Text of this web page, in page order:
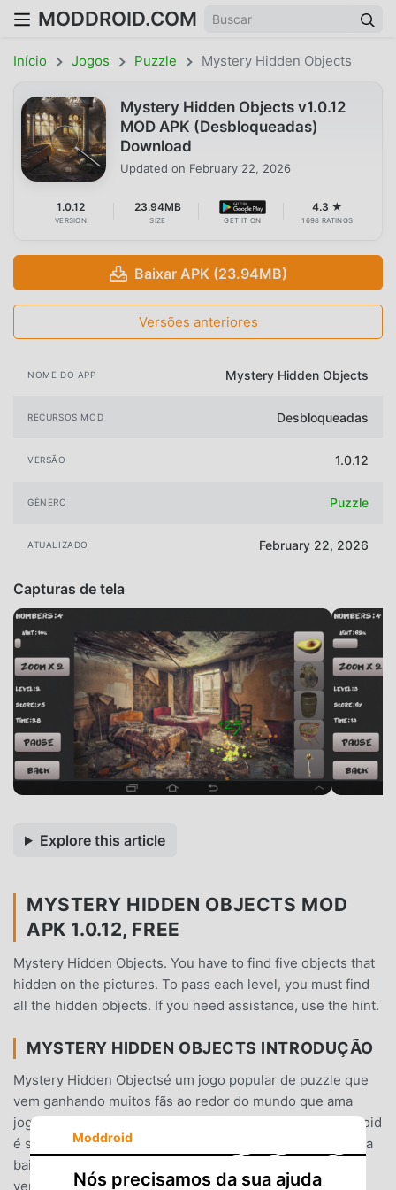
MODDROID.COM
Início Jogos Puzzle Mystery Hidden Objects
Mystery Hidden Objects v1.0.12
MOD APK (Desbloqueadas)
Download
Updated on February 22, 2026
1.0.12
VERSION
23.94MB
SIZE GET IT ON
4.3 ★
1698 RATINGS
Baixar APK (23.94MB)
Versões anteriores
NOME DO APP Mystery Hidden Objects
RECURSOS MOD Desbloqueadas
VERSÃO 1.0.12
GÊNERO Puzzle
ATUALIZADO February 22, 2026
Capturas de tela
Explore this article
MYSTERY HIDDEN OBJECTS MOD
APK 1.0.12, FREE
Mystery Hidden Objects. You have to find five objects that
hidden on the pictures. To pass each level, you must find
all the hidden objects. If you need assistance, use the hint.
MYSTERY HIDDEN OBJECTS INTRODUÇÃO
Mystery Hidden Objectsé um jogo popular de puzzle que
vem ganhando muitos fãs ao redor do mundo que ama
jogos de puzzle . Se você quiser baixar esse jogo, modroid
é sua melhor escolha, por ser o maior site do mundo para
baixar jogos apk gratuitos. Além de oferecer as últimas
versões doMystery Hidden Objects1.0.12gratuitamente,
Moddroid
Nós precisamos da sua ajuda